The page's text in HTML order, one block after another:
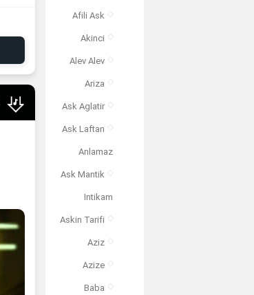
Afili Ask
Akinci
Alev Alev
Ariza
Ask Aglatir
Ask Laftan
Anlamaz
Ask Mantik
Intikam
Askin Tarifi
Aziz
Azize
Baba